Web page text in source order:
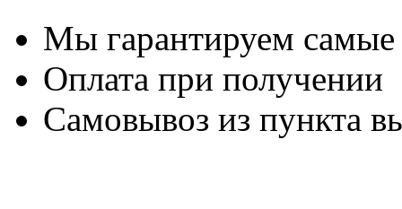
Мы гарантируем
Оплата при получении
Самовывоз из пункта